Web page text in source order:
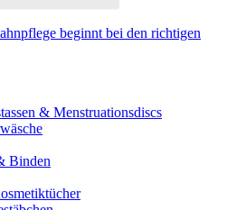
beginnt bei den richtigen
& Menstruationsdiscs
Binden